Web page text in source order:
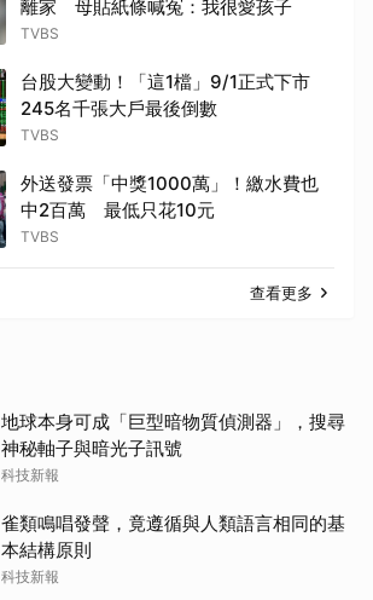
離家 母貼紙條喊冤：我很愛孩子
TVBS
台股大變動！「這1檔」9/1正式下市
245名千張大戶最後倒數
TVBS
外送發票「中獎1000萬」！繳水費也
中2百萬 最低只花10元
TVBS
查看更多
地球本身可成「巨型暗物質偵測器」，搜尋
神秘軸子與暗光子訊號
科技新報
雀類鳴唱發聲，竟遵循與人類語言相同的基
本結構原則
科技新報